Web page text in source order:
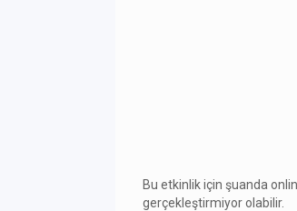
Bu etkinlik için şuanda
gerçekleştirmiyor olabilir.